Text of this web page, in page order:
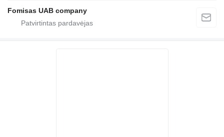
Fomisas UAB company